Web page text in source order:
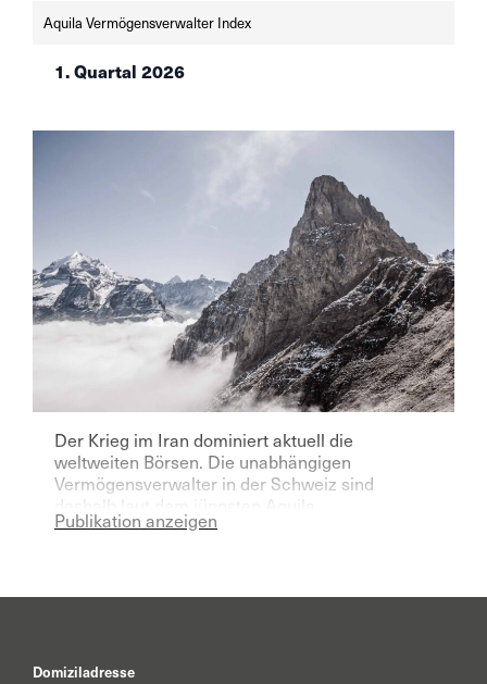
einer tiefen […]
Aquila Vermögensverwalter Index
1. Quartal 2026
Der Krieg im Iran dominiert aktuell die
weltweiten Börsen. Die unabhängigen
Vermögensverwalter in der Schweiz sind
deshalb laut dem jüngsten Aquila
Vermögensverwalter Index für das laufende
Publikation anzeigen
Domiziladresse